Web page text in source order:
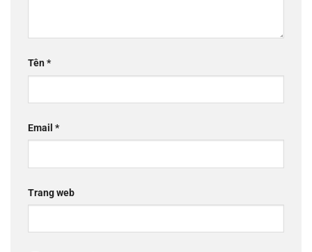
Tên*
Email *
Trang web